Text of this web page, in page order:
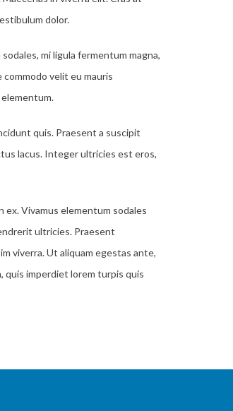
dolor.
mi ligula fermentum magna,
velit eu mauris
quis. Praesent a suscipit
lacus. Integer ultricies est eros,
ex. Vivamus elementum sodales
ultricies. Praesent
viverra. Ut aliquam egestas ante,
quis imperdiet lorem turpis quis